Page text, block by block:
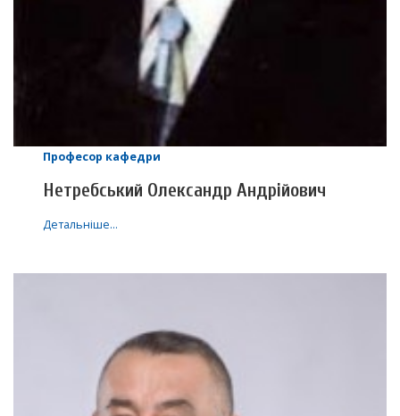
Професор кафедри
Нетребський Олександр Андрійович
Детальніше…